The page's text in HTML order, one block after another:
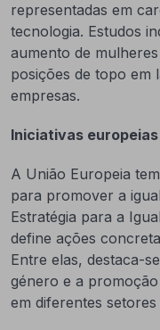
representadas em
tecnologia. Estudos
aumento de
posições de topo em
empresas.
Iniciativas
A União Europeia
para promover a
Estratégia para a
define ações
Entre elas, destaca-
género e a
em diferentes